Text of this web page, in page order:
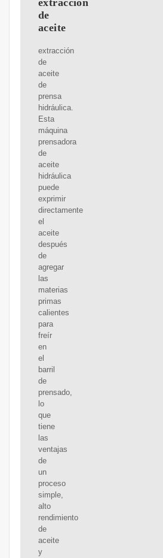
extracción
de
aceite
extracción
de
aceite
de
prensa
hidráulica.
Esta
máquina
prensadora
de
aceite
hidráulica
puede
exprimir
directamente
el
aceite
después
de
agregar
las
materias
primas
calientes
para
freír
en
el
barril
de
prensado,
lo
que
tiene
las
ventajas
de
un
proceso
simple,
alto
rendimiento
de
aceite
y